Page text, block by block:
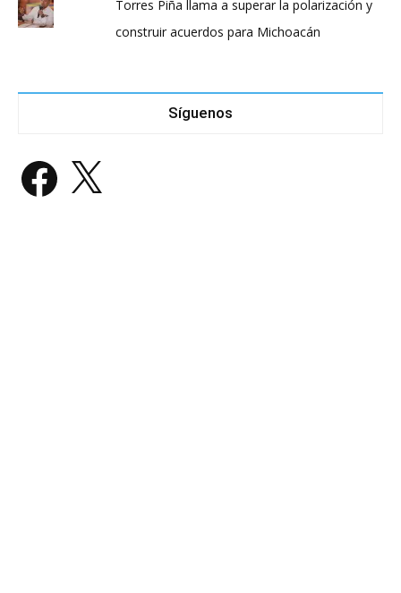
Torres Piña llama a superar la polarización y
construir acuerdos para Michoacán
Síguenos
Facebook